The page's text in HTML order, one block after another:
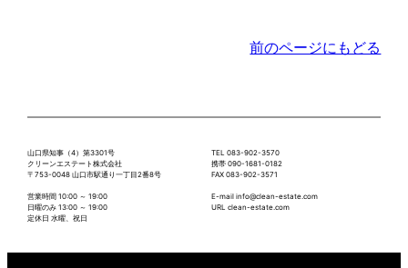
前のページにもどる
山口県知事（4）第3301号
クリーンエステート株式会社
〒753-0048 山口市駅通り一丁目2番8号
営業時間 10:00 ～ 19:00
日曜のみ 13:00 ～ 19:00
定休日 水曜、祝日
TEL 083-902-3570
携帯 090-1681-0182
FAX 083-902-3571
E-mail info@clean-estate.com
URL clean-estate.com